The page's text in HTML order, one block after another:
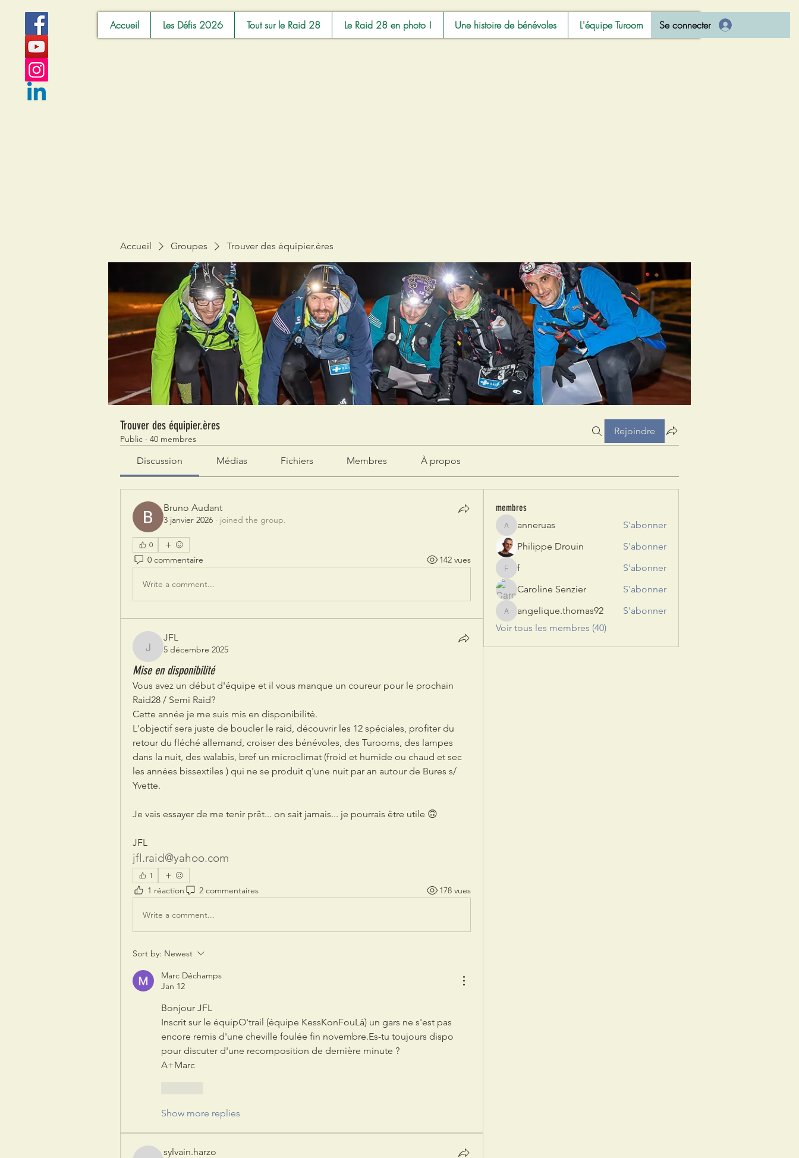
Accueil Les Défis 2026 Tout sur le Raid 28 Le Raid 28 en photo ! Une histoire de bénévoles L'équipe Turoom Forum
Se connecter
Accueil Groupes Trouver des équipier.ères
Trouver des équipier.ères
Public · 40 membres
Rejoindre
Discussion Médias Fichiers Membres À propos
Bruno Audant
3 janvier 2026 · joined the group.
0
0 commentaire 142 vues
Write a comment...
JFL
JFL
5 décembre 2025
Mise en disponibilité
Vous avez un début d'équipe et il vous manque un coureur pour le prochain
Raid28 / Semi Raid?
Cette année je me suis mis en disponibilité.
L'objectif sera juste de boucler le raid, découvrir les 12 spéciales, profiter du
retour du fléché allemand, croiser des bénévoles, des Turooms, des lampes
dans la nuit, des walabis, bref un microclimat (froid et humide ou chaud et sec
les années bissextiles ) qui ne se produit q'une nuit par an autour de Bures s/
Yvette.
Je vais essayer de me tenir prêt... on sait jamais... je pourrais être utile 🙃
JFL
jfl.raid@yahoo.com
1
1 réaction 2 commentaires 178 vues
Write a comment...
Sort by: Newest
Marc Déchamps
Jan 12
Bonjour JFL
Inscrit sur le équipO'trail (équipe KessKonFouLà) un gars ne s'est pas
encore remis d'une cheville foulée fin novembre.Es-tu toujours dispo
pour discuter d'une recomposition de dernière minute ?
A+Marc
Show more replies
sylvain.harzo
membres
anneruas
anneruas
S'abonner
Philippe Drouin
S'abonner
f
S'abonner
Caroline Senzier
S'abonner
angelique.thomas92
angelique.thomas92
S'abonner
Voir tous les membres (40)